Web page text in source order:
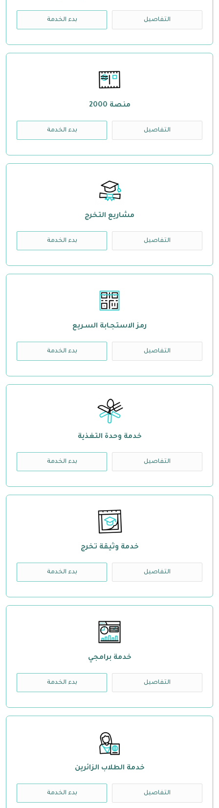
التفاصيل بدء الخدمة
منصة 2000
التفاصيل بدء الخدمة
مشاريع التخرج
التفاصيل بدء الخدمة
رمز الاستجـابة السـريع
التفاصيل بدء الخدمة
خدمة وحدة التغذية
التفاصيل بدء الخدمة
خدمة وثيقة تخرج
التفاصيل بدء الخدمة
خدمة برامجي
التفاصيل بدء الخدمة
خدمة الطلاب الزائرين
التفاصيل بدء الخدمة